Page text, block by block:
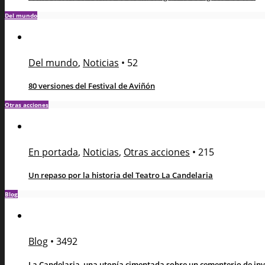
Del mundo
Del mundo, Noticias • 52
80 versiones del Festival de Aviñón
Otras acciones
En portada, Noticias, Otras acciones • 215
Un repaso por la historia del Teatro La Candelaria
Blog
Blog • 3492